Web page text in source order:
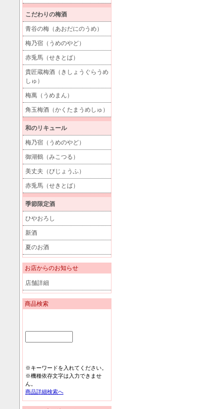
こだわりの梅酒
青谷の梅（あおだにのうめ）
梅乃宿（うめのやど）
赤兎馬（せきとば）
貴匠蔵梅酒（きしょうぐらうめ
しゅ）
梅萬（うめまん）
角玉梅酒（かくたまうめしゅ）
和のリキュール
梅乃宿（うめのやど）
御湖鶴（みこつる）
美丈夫（びじょうふ）
赤兎馬（せきとば）
季節限定酒
ひやおろし
新酒
夏のお酒
お店からのお知らせ
店舗詳細
商品検索
※キーワードを入れてください。
※機種依存文字は入力できませ
ん。
商品詳細検索へ